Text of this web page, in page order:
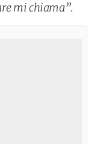
mi chiama”.